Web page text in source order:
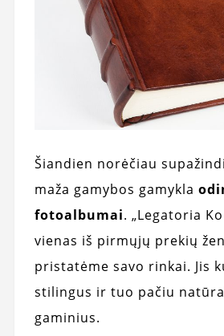
Šiandien norėčiau
maža gamybos gamykla
fotoalbumai. „Legatoria
vienas iš pirmųjų prekių
pristatėme savo rinkai. Jis
stilingus ir tuo pačiu
gaminius.